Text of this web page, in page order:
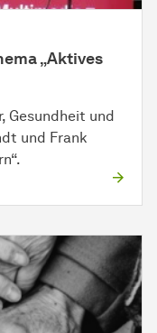
„Aktives
Gesundheit und
und Frank